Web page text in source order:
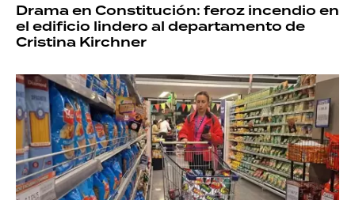
Drama en Constitución: feroz incendio en
el edificio lindero al departamento de
Cristina Kirchner